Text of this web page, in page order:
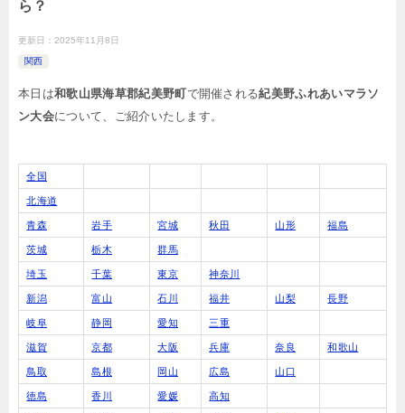
ら？
更新日： 2025年11月8日
関西
本日は和歌山県海草郡紀美野町で開催される紀美野ふれあいマラソ
ン大会について、ご紹介いたします。
全国
北海道
青森 岩手 宮城 秋田 山形 福島
茨城 栃木 群馬
埼玉 千葉 東京 神奈川
新潟 富山 石川 福井 山梨 長野
岐阜 静岡 愛知 三重
滋賀 京都 大阪 兵庫 奈良 和歌山
鳥取 島根 岡山 広島 山口
徳島 香川 愛媛 高知